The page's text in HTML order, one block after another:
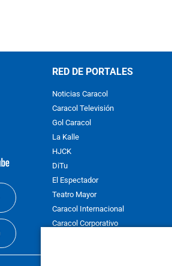
youtube-
RED DE PORTALES
Noticias Caracol
Caracol Televisión
Gol Caracol
La Kalle
HJCK
DiTu
El Espectador
Teatro Mayor
Caracol Internacional
Caracol Corporativo